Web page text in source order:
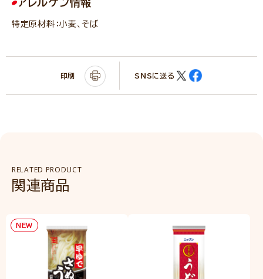
アレルゲン情報
特定原材料：小麦、そば
印刷 SNSに送る
RELATED PRODUCT
関連商品
NEW